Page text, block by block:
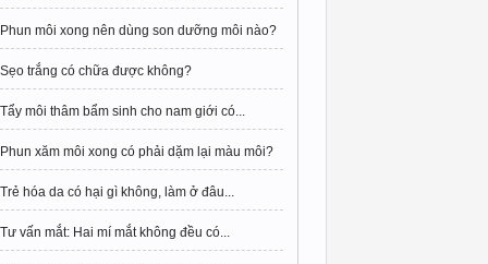
Phun môi xong nên dùng son dưỡng môi nào?
Sẹo trắng có chữa được không?
Tẩy môi thâm bẩm sinh cho nam giới có...
Phun xăm môi xong có phải dặm lại màu môi?
Trẻ hóa da có hại gì không, làm ở đâu...
Tư vấn mắt: Hai mí mắt không đều có...